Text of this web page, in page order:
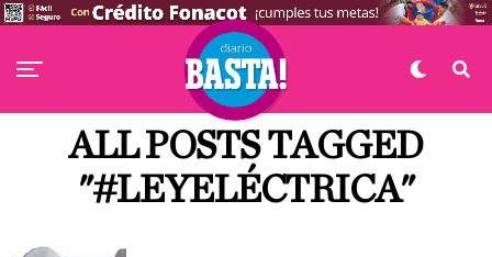
ALL POSTS TAGGED
"#LEYELÉCTRICA"